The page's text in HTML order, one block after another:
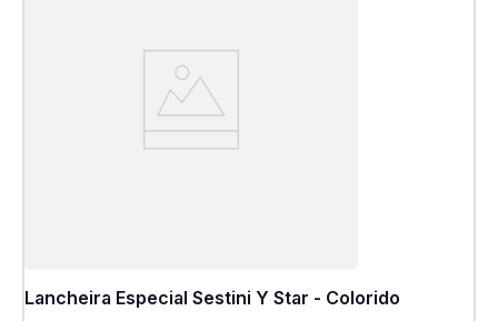
Lancheira Especial Sestini Y Star - Colorido